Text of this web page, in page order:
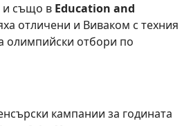
и също в Education and
отличени и Виваком с техния
олимпийски отбори по
кампании за годината